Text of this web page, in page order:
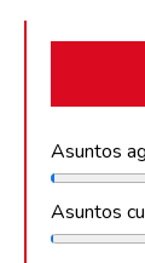
Asuntos
Asuntos